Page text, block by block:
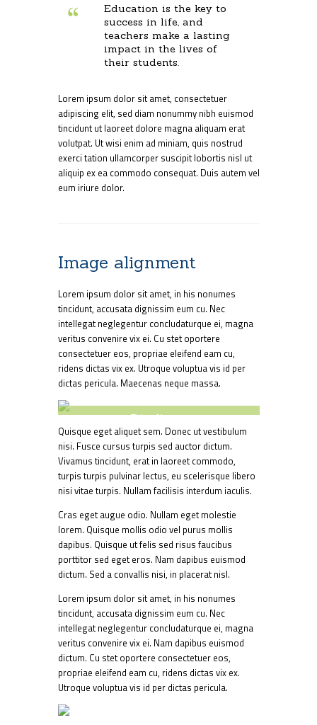
Education is the key to
success in life, and
teachers make a lasting
impact in the lives of
their students.
Lorem ipsum dolor sit amet, consectetuer
adipiscing elit, sed diam nonummy nibh euismod
tincidunt ut laoreet dolore magna aliquam erat
volutpat. Ut wisi enim ad miniam, quis nostrud
exerci tation ullamcorper suscipit lobortis nisl ut
aliquip ex ea commodo consequat. Duis autem vel
eum iriure dolor.
Image alignment
Lorem ipsum dolor sit amet, in his nonumes
tincidunt, accusata dignissim eum cu. Nec
intellegat neglegentur concludaturque ei, magna
veritus convenire vix ei. Cu stet oportere
consectetuer eos, propriae eleifend eam cu,
ridens dictas vix ex. Utroque voluptua vis id per
dictas pericula. Maecenas neque massa.
Title of Image
Quisque eget aliquet sem. Donec ut vestibulum
nisi. Fusce cursus turpis sed auctor dictum.
Vivamus tincidunt, erat in laoreet commodo,
turpis turpis pulvinar lectus, eu scelerisque libero
nisi vitae turpis. Nullam facilisis interdum iaculis.
Cras eget augue odio. Nullam eget molestie
lorem. Quisque mollis odio vel purus mollis
dapibus. Quisque ut felis sed risus faucibus
porttitor sed eget eros. Nam dapibus euismod
dictum. Sed a convallis nisi, in placerat nisl.
Lorem ipsum dolor sit amet, in his nonumes
tincidunt, accusata dignissim eum cu. Nec
intellegat neglegentur concludaturque ei, magna
veritus convenire vix ei. Nam dapibus euismod
dictum. Cu stet oportere consectetuer eos,
propriae eleifend eam cu, ridens dictas vix ex.
Utroque voluptua vis id per dictas pericula.